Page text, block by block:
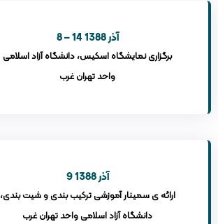
8 – 14 آذر 1388
برگزاری نمایشگاه اسکیس، دانشگاه آزاد اسلامی
واحد تهران غرب
9 آذر 1388
ارائه ی سمینار آموزشی ترکیب بندی و شیت بندی،
دانشگاه آزاد اسلامی واحد تهران غرب